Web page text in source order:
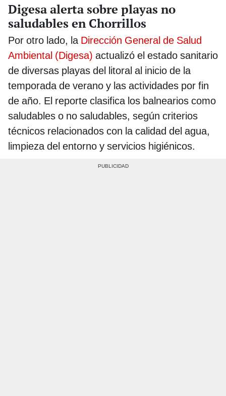
Digesa alerta sobre playas no
saludables en Chorrillos
Por otro lado, la Dirección General de Salud
Ambiental (Digesa) actualizó el estado sanitario
de diversas playas del litoral al inicio de la
temporada de verano y las actividades por fin
de año. El reporte clasifica los balnearios como
saludables o no saludables, según criterios
técnicos relacionados con la calidad del agua,
limpieza del entorno y servicios higiénicos.